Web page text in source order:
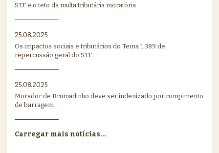
STF e o teto da multa tributária moratória
25.08.2025
Os impactos sociais e tributários do Tema 1.389 de
repercussão geral do STF
25.08.2025
Morador de Brumadinho deve ser indenizado por rompimento
de barragem
Carregar mais notícias...